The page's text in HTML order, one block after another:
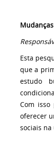
Esta
que a
estudo
Com
oferecer
sociais na